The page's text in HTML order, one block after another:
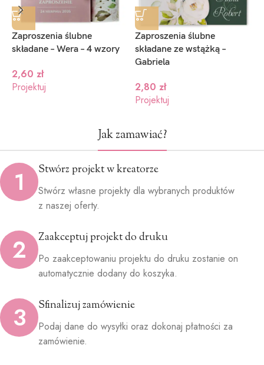
Zaproszenia ślubne
składane – Wera – 4 wzory
2,60 zł
Projektuj
Zaproszenia ślubne
składane ze wstążką –
Gabriela
2,80 zł
Projektuj
Jak zamawiać?
1 Stwórz projekt w kreatorze
Stwórz własne projekty dla wybranych produktów
z naszej oferty.
2 Zaakceptuj projekt do druku
Po zaakceptowaniu projektu do druku zostanie on
automatycznie dodany do koszyka.
3 Sfinalizuj zamówienie
Podaj dane do wysyłki oraz dokonaj płatności za
zamówienie.